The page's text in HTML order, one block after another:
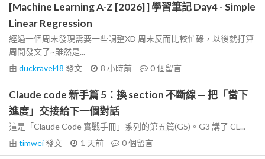
[Machine Learning A-Z [2026] ] 學習筆記 Day4 - Simple
Linear Regression
經過一個周末發現需要一些調整XD 周末反而比較忙碌，以後就打算
周間發文了~雖然是...
由 duckravel48 發文 8 小時前 0個留言
Claude code 新手篇 5：換 section 不斷線 — 把「當下
進度」交接給下一個對話
這是「Claude Code 實戰手冊」系列的第五篇(G5)。G3 講了 CL...
由 timwei發文 1 天前 0個留言